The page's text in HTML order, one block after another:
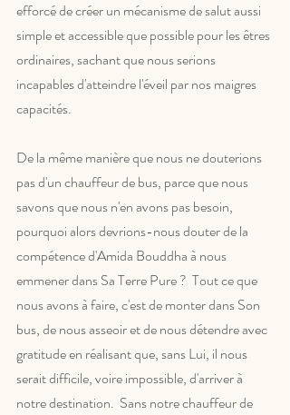
efforcé de créer un mécanisme de salut aussi
simple et accessible que possible pour les êtres
ordinaires, sachant que nous serions
incapables d'atteindre l'éveil par nos maigres
capacités.
De la même manière que nous ne douterions
pas d'un chauffeur de bus, parce que nous
savons que nous n'en avons pas besoin,
pourquoi alors devrions-nous douter de la
compétence d'Amida Bouddha à nous
emmener dans Sa Terre Pure ?  Tout ce que
nous avons à faire, c'est de monter dans Son
bus, de nous asseoir et de nous détendre avec
gratitude en réalisant que, sans Lui, il nous
serait difficile, voire impossible, d'arriver à
notre destination.  Sans notre chauffeur de